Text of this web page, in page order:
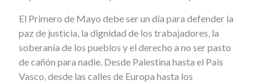
El Primero de Mayo debe ser un día para defender la
paz de justicia, la dignidad de los trabajadores, la
soberanía de los pueblos y el derecho a no ser pasto
de cañón para nadie. Desde Palestina hasta el País
Vasco, desde las calles de Europa hasta los